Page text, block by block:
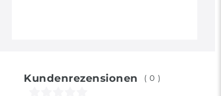
Kundenrezensionen (0)